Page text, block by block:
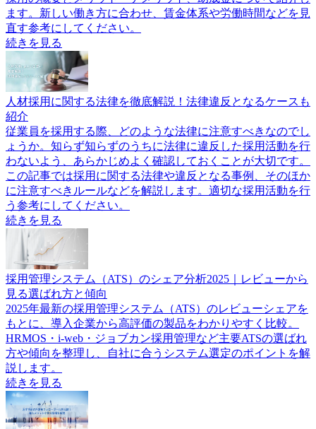
ます。新しい働き方に合わせ、賃金体系や労働時間などを見
直す参考にしてください。
続きを見る
人材採用に関する法律を徹底解説！法律違反となるケースも
紹介
従業員を採用する際、どのような法律に注意すべきなのでし
ょうか。知らず知らずのうちに法律に違反した採用活動を行
わないよう、あらかじめよく確認しておくことが大切です。
この記事では採用に関する法律や違反となる事例、そのほか
に注意すべきルールなどを解説します。適切な採用活動を行
う参考にしてください。
続きを見る
採用管理システム（ATS）のシェア分析2025｜レビューから
見る選ばれ方と傾向
2025年最新の採用管理システム（ATS）のレビューシェアを
もとに、導入企業から高評価の製品をわかりやすく比較。
HRMOS・i-web・ジョブカン採用管理など主要ATSの選ばれ
方や傾向を整理し、自社に合うシステム選定のポイントを解
説します。
続きを見る